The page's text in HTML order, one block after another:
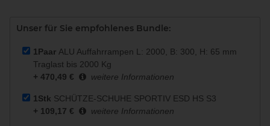
Unser für Sie empfohlenes Bundle:
1Paar ALU Auffahrrampen L: 2000, B: 300, H: 65 mm
Traglast bis 2000 Kg
+ 470,49 €
weitere Informationen
1Stk SCHÜTZE-SCHUHE SPORTIV ESD HS S3
+ 109,17 €
weitere Informationen